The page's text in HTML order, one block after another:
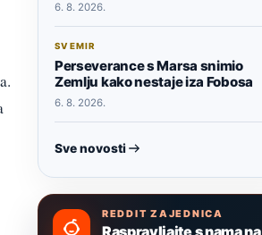
6. 8. 2026.
SVEMIR
Perseverance s Marsa snimio
Zemlju kako nestaje iza Fobosa
6. 8. 2026.
Sve novosti
REDDIT ZAJEDNICA